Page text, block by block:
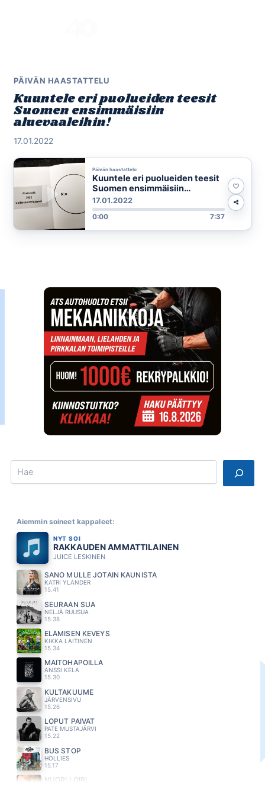
PÄIVÄN HAASTATTELU
Kuuntele eri puolueiden teesit
Suomen ensimmäisiin
aluevaaleihin!
17.01.2022
Päivän haastattelu
Kuuntele eri puolueiden teesit
Suomen ensimmäisiin
aluevaaleihin!
17.01.2022
0:00 7:37
Search
Aiemmin soineet kappaleet:
NYT SOI
RAKKAUDEN AMMATTILAINEN
JUICE LESKINEN
SANO MULLE JOTAIN KAUNISTA
KATRI YLANDER
15.41
SEURAAN SUA
NELJÄ RUUSUA
15.38
ELÄMISEN KEVEYS
KIKKA LAITINEN
15.34
MAITOHAPOILLA
ANSSI KELA
15.30
KULTAKUUME
JÄRVENSIVU
15.26
LOPUT PÄIVÄT
PATE MUSTAJÄRVI
15.22
BUS STOP
HOLLIES
15.17
NUORI LOIRI